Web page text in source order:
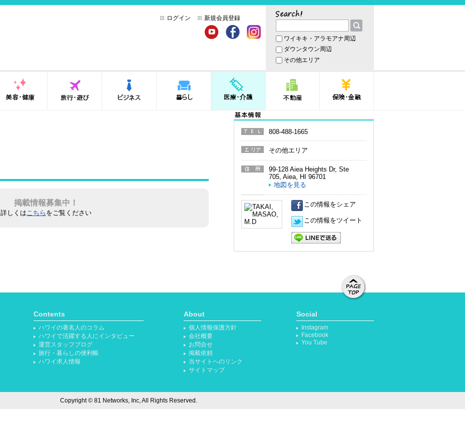
ログイン 新規会員登録 サーチ
ワイキキ・アラモアナ周辺
ダウンタウン周辺
その他エリア
医療・介護
掲載情報募集中！
詳しくはこちら をご覧ください
電話番
号
808-488-1665
その他エリア
99-128 Aiea Heights Dr, Ste
705 Aiea HI 96701
地図を見る
この情報をシェア
この情報をツイート
Contents
ハワイの著名人のコラム
ハワイで活躍する人にインタビュー
運営スタッフブログ
旅行・暮らしの便利帳
ハワイ求人情報
About
個人情報保護方針
会社概要
お問合せ
掲載依頼
当サイトへのリンク
サイトマップ
Social
Instagram
Facebook
You Tube
動する
Copyright © 81 Networks, Inc, All Rights Reserved.